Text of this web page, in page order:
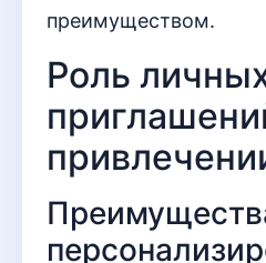
преимуществом.
Роль